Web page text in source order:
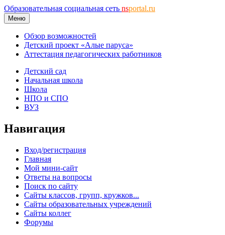
Образовательная социальная сеть nsportal.ru
Меню
Обзор возможностей
Детский проект «Алые паруса»
Аттестация педагогических работников
Детский сад
Начальная школа
Школа
НПО и СПО
ВУЗ
Навигация
Вход/регистрация
Главная
Мой мини-сайт
Ответы на вопросы
Поиск по сайту
Сайты классов, групп, кружков...
Сайты образовательных учреждений
Сайты коллег
Форумы